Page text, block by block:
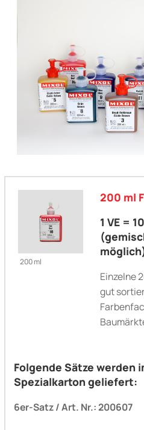
200 ml
200 ml
1 VE =
Einzelne
gut
Folgende Sätze werden
Spezialkarton geliefert:
6er-Satz / Art. Nr.: 200607